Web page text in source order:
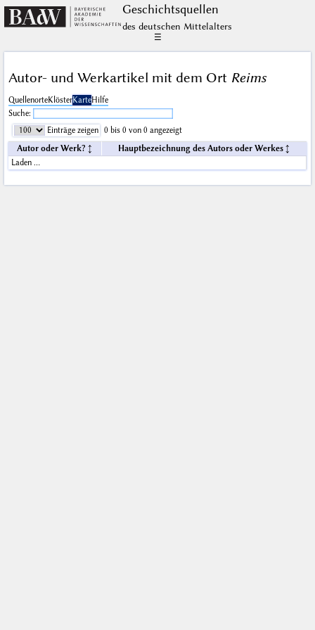
Geschichts­quellen
des deutschen Mittelalters
☰
Autor- und Werkartikel mit dem Ort Reims
QuellenorteKlösterKarteHilfe
Suche:
Einträge zeigen
0 bis 0 von 0 angezeigt
Autor oder Werk?
Hauptbezeichnung des Autors oder Werkes
Laden …